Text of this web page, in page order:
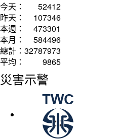
今天：
52412
昨天：
107346
本週：
473301
本月：
584496
總計： 32787973
平均：
9865
災害示警